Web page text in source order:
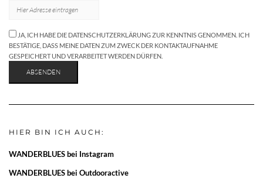
JA, ICH HABE DIE DATENSCHUTZERKLÄRUNG ZUR KENNTNIS GENOMMEN. ICH
BESTÄTIGE, DASS MEINE DATEN ZUM ZWECK DER KONTAKTAUFNAHME
GESPEICHERT UND VERARBEITET WERDEN DÜRFEN.
HIER BIN ICH AUCH:
WANDERBLUES bei Instagram
WANDERBLUES bei Outdooractive